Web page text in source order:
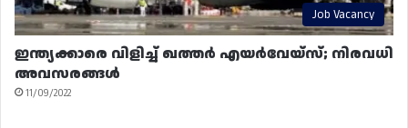
Job Vacancy
ഇന്ത്യക്കാരെ വിളിച്ച് ഖത്തർ എയർവേയ്‌സ്; നിരവധി
അവസരങ്ങൾ
11/09/2022